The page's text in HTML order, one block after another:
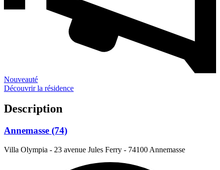
Nouveauté
Découvrir la résidence
Description
Annemasse (74)
Villa Olympia - 23 avenue Jules Ferry - 74100 Annemasse